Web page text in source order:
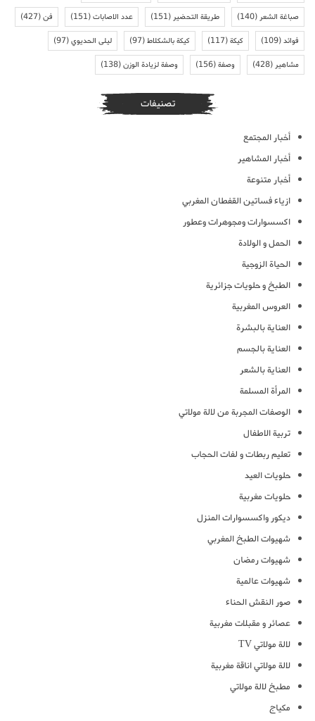
صباغة الشعر(140) طريقة التحضير(151) عدد الاصابات(151) فن(427)
فوائد(109) كيكة(117) كيكة بالشكلاط(97) ليلى الحديوي(97)
مشاهير(428) وصفة(156) وصفة لزيادة الوزن(138)
تصنيفات
أخبار المجتمع
أخبار المشاهير
أخبار متنوعة
ازياء فساتين القفطان المغربي
اكسسوارات ومجوهرات وعطور
الحمل و الولادة
الحياة الزوجية
الطبخ و حلويات جزائرية
العروس المغربية
العناية بالبشرة
العناية بالجسم
العناية بالشعر
المرأة المسلمة
الوصفات المجربة من لالة مولاتي
تربية الاطفال
تعليم ربطات و لفات الحجاب
حلويات العيد
حلويات مغربية
ديكور واكسسوارات المنزل
شهيوات الطبخ المغربي
شهيوات رمضان
شهيوات عالمية
صور النقش الحناء
عصائر و مقبلات مغربية
لالة مولاتي TV
لالة مولاتي اناقة مغربية
مطبخ لالة مولاتي
مكياج